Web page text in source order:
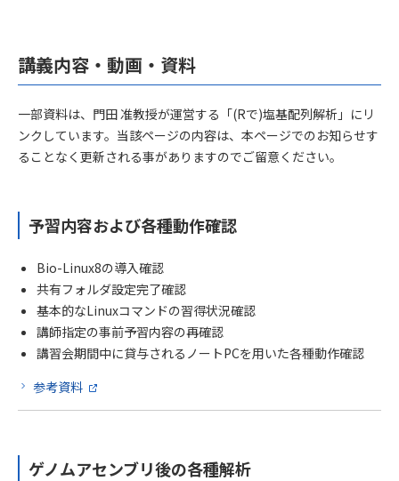
講義内容・動画・資料
一部資料は、門田 准教授が運営する「(Rで)塩基配列解析」にリ
ンクしています。当該ページの内容は、本ページでのお知らせす
ることなく更新される事がありますのでご留意ください。
予習内容および各種動作確認
Bio-Linux8の導入確認
共有フォルダ設定完了確認
基本的なLinuxコマンドの習得状況確認
講師指定の事前予習内容の再確認
講習会期間中に貸与されるノートPCを用いた各種動作確認
参考資料
ゲノムアセンブリ後の各種解析